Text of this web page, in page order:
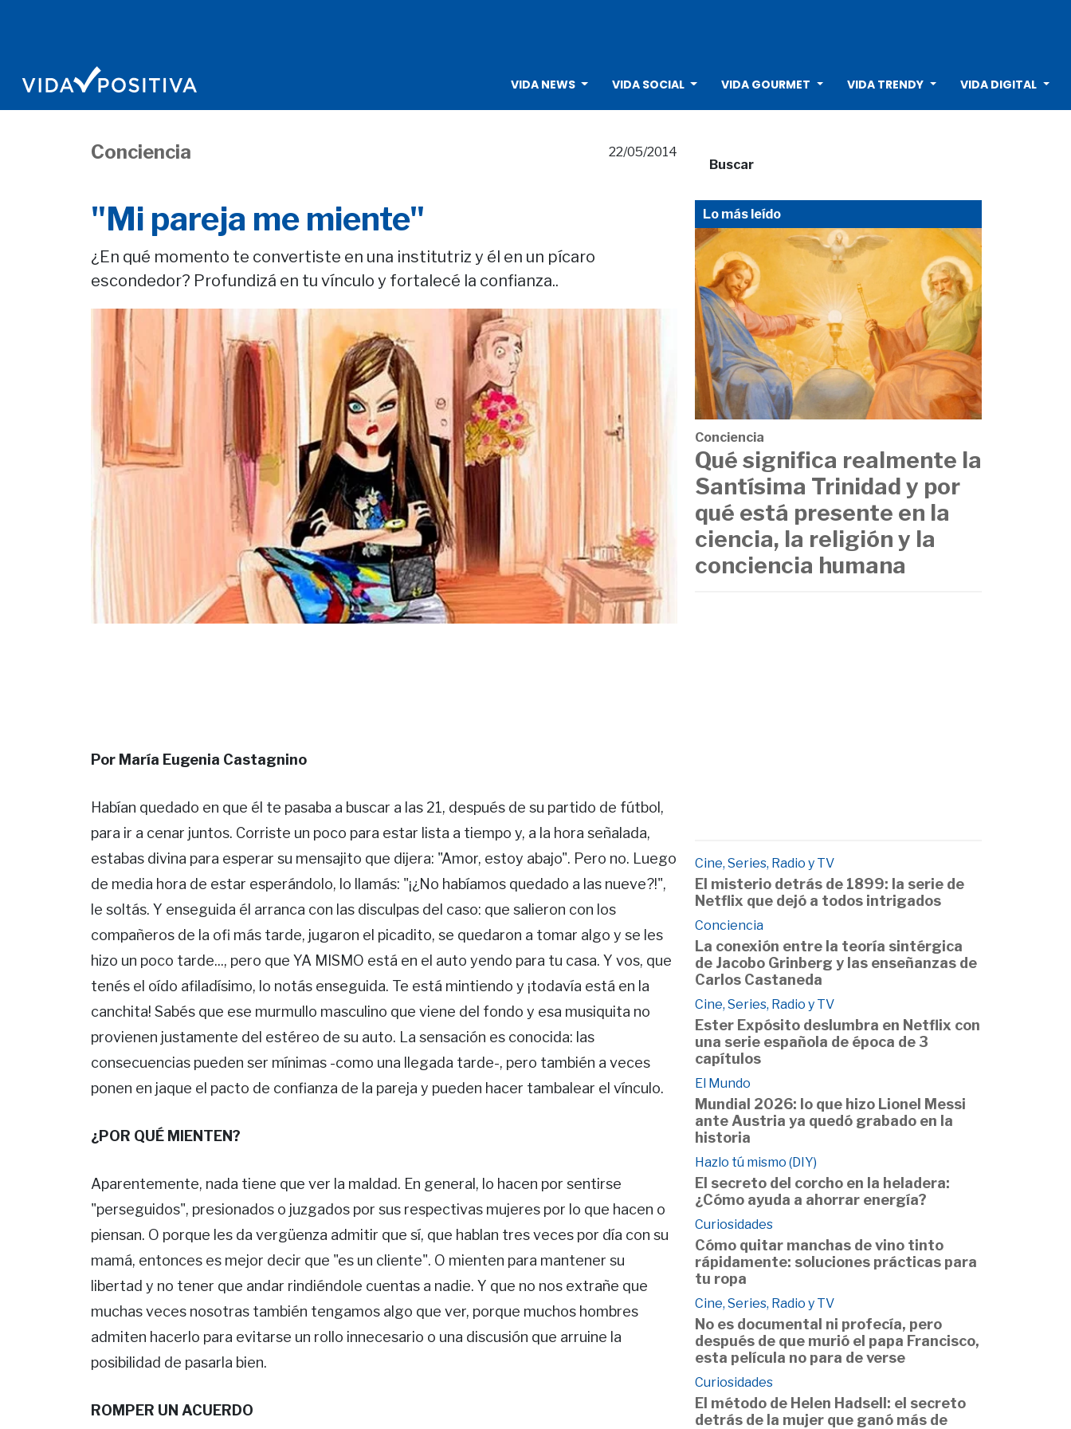
VIDA NEWS VIDA SOCIAL VIDA GOURMET VIDA TRENDY VIDA DIGITAL
Conciencia 22/05/2014
"Mi pareja me miente"
¿En qué momento te convertiste en una institutriz y él en un pícaro
escondedor? Profundizá en tu vínculo y fortalecé la confianza..
Por María Eugenia Castagnino
Habían quedado en que él te pasaba a buscar a las 21, después de su partido de fútbol,
para ir a cenar juntos. Corriste un poco para estar lista a tiempo y, a la hora señalada,
estabas divina para esperar su mensajito que dijera: "Amor, estoy abajo". Pero no. Luego
de media hora de estar esperándolo, lo llamás: "¡¿No habíamos quedado a las nueve?!",
le soltás. Y enseguida él arranca con las disculpas del caso: que salieron con los
compañeros de la ofi más tarde, jugaron el picadito, se quedaron a tomar algo y se les
hizo un poco tarde..., pero que YA MISMO está en el auto yendo para tu casa. Y vos, que
tenés el oído afiladísimo, lo notás enseguida. Te está mintiendo y ¡todavía está en la
canchita! Sabés que ese murmullo masculino que viene del fondo y esa musiquita no
provienen justamente del estéreo de su auto. La sensación es conocida: las
consecuencias pueden ser mínimas -como una llegada tarde-, pero también a veces
ponen en jaque el pacto de confianza de la pareja y pueden hacer tambalear el vínculo.
¿POR QUÉ MIENTEN?
Aparentemente, nada tiene que ver la maldad. En general, lo hacen por sentirse
"perseguidos", presionados o juzgados por sus respectivas mujeres por lo que hacen o
piensan. O porque les da vergüenza admitir que sí, que hablan tres veces por día con su
mamá, entonces es mejor decir que "es un cliente". O mienten para mantener su
libertad y no tener que andar rindiéndole cuentas a nadie. Y que no nos extrañe que
muchas veces nosotras también tengamos algo que ver, porque muchos hombres
admiten hacerlo para evitarse un rollo innecesario o una discusión que arruine la
posibilidad de pasarla bien.
ROMPER UN ACUERDO
Buscar
Lo más leído
Conciencia
Qué significa realmente la
Santísima Trinidad y por
qué está presente en la
ciencia, la religión y la
conciencia humana
Cine, Series, Radio y TV
El misterio detrás de 1899: la serie de
Netflix que dejó a todos intrigados
Conciencia
La conexión entre la teoría sintérgica
de Jacobo Grinberg y las enseñanzas de
Carlos Castaneda
Cine, Series, Radio y TV
Ester Expósito deslumbra en Netflix con
una serie española de época de 3
capítulos
El Mundo
Mundial 2026: lo que hizo Lionel Messi
ante Austria ya quedó grabado en la
historia
Hazlo tú mismo (DIY)
El secreto del corcho en la heladera:
¿Cómo ayuda a ahorrar energía?
Curiosidades
Cómo quitar manchas de vino tinto
rápidamente: soluciones prácticas para
tu ropa
Cine, Series, Radio y TV
No es documental ni profecía, pero
después de que murió el papa Francisco,
esta película no para de verse
Curiosidades
El método de Helen Hadsell: el secreto
detrás de la mujer que ganó más de